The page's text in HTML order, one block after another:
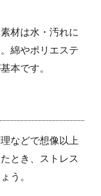
材は水・汚れに
綿やポリエステ
本です。
などで想像以上
とき、ストレス
う。